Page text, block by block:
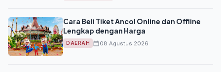
Cara Beli Tiket Ancol Online dan Offline
Lengkap dengan Harga
DAERAH 08 Agustus 2026